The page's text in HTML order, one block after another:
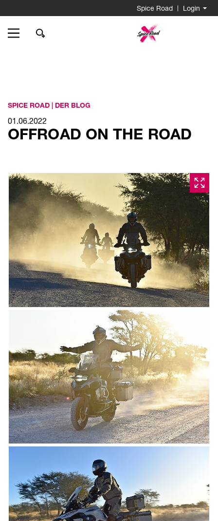
suchen
Sie?
Spice Road Login
Go
to
SPICE ROAD | DER BLOG
01.06.2022
OFFROAD ON THE ROAD